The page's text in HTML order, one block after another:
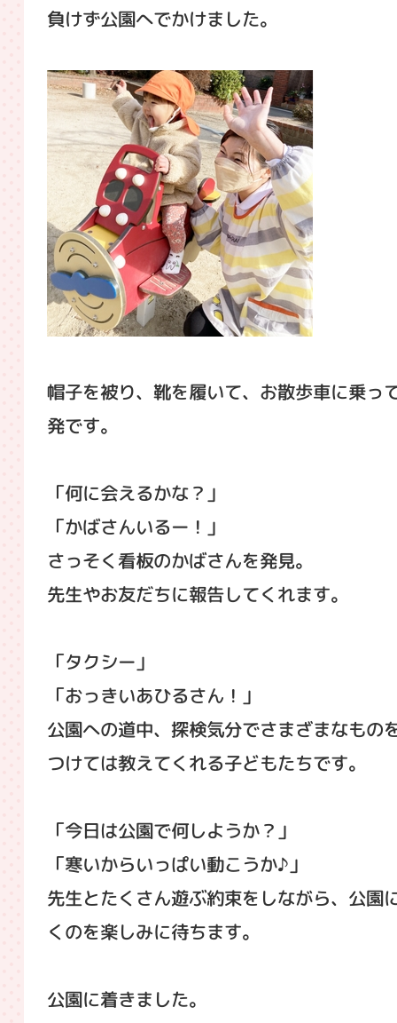
負けず公園へでかけました。
帽子を被り、靴を履いて、お散歩車に乗っ
発です。
「何に会えるかな？」
「かばさんいるー！」
さっそく看板のかばさんを発見。
先生やお友だちに報告してくれます。
「タクシー」
「おっきいあひるさん！」
公園への道中、探検気分でさまざまなもの
つけては教えてくれる子どもたちです。
「今日は公園で何しようか？」
「寒いからいっぱい動こうか♪」
先生とたくさん遊ぶ約束をしながら、公園
くのを楽しみに待ちます。
公園に着きました。